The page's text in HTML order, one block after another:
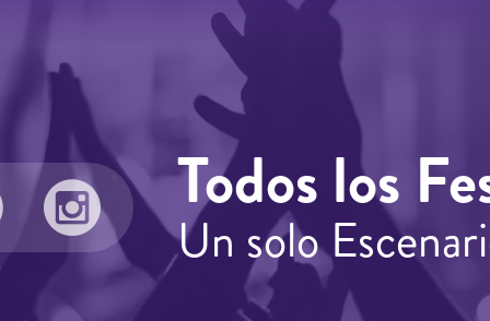
Todos los
Un solo